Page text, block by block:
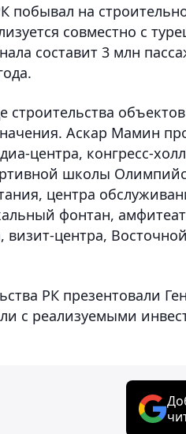
побывал на
совместно с
составит 3 млн
строительства
Аскар Мамин
центра, конгресс-
школы
центра
фонтан,
центра,
РК презентовали
с реализуемыми